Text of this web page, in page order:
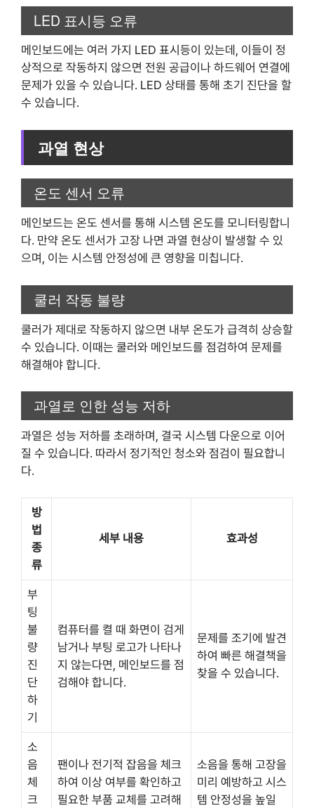
LED 표시등 오류
메인보드에는 여러 가지 LED 표시등이 있는데, 이들이 정
상적으로 작동하지 않으면 전원 공급이나 하드웨어 연결에
문제가 있을 수 있습니다. LED 상태를 통해 초기 진단을 할
수 있습니다.
과열 현상
온도 센서 오류
메인보드는 온도 센서를 통해 시스템 온도를 모니터링합니
다. 만약 온도 센서가 고장 나면 과열 현상이 발생할 수 있
으며, 이는 시스템 안정성에 큰 영향을 미칩니다.
쿨러 작동 불량
쿨러가 제대로 작동하지 않으면 내부 온도가 급격히 상승할
수 있습니다. 이때는 쿨러와 메인보드를 점검하여 문제를
해결해야 합니다.
과열로 인한 성능 저하
과열은 성능 저하를 초래하며, 결국 시스템 다운으로 이어
질 수 있습니다. 따라서 정기적인 청소와 점검이 필요합니
다.
방
법
종
류
세부 내용 효과성
부
팅
불
량
진
단
하
기
컴퓨터를 켤 때 화면이 검게
남거나 부팅 로고가 나타나
지 않는다면, 메인보드를 점
검해야 합니다.
문제를 조기에 발견
하여 빠른 해결책을
찾을 수 있습니다.
소
음
체
크
팬이나 전기적 잡음을 체크
하여 이상 여부를 확인하고
필요한 부품 교체를 고려해
소음을 통해 고장을
미리 예방하고 시스
템 안정성을 높일